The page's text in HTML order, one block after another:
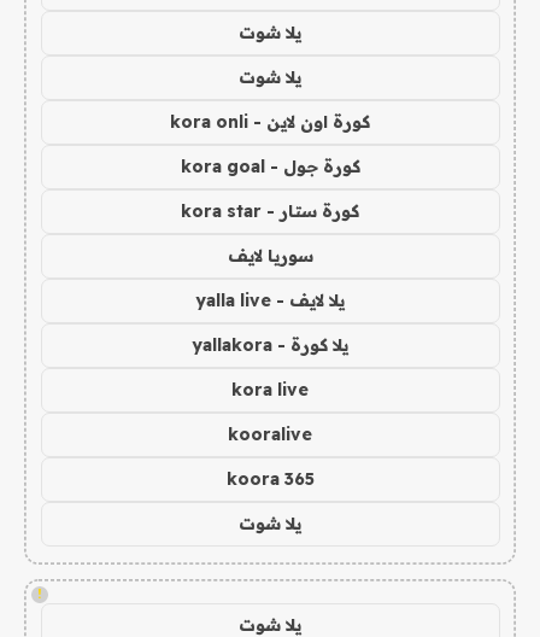
يلا شوت
يلا شوت
كورة اون لاين - kora onli
كورة جول - kora goal
كورة ستار - kora star
سوريا لايف
يلا لايف - yalla live
يلا كورة - yallakora
kora live
kooralive
koora 365
يلا شوت
!
يلا شوت